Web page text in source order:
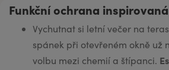
Funkční ochrana
Vychutnat si letní večer na
spánek při otevřeném okně už
volbu mezi chemií a štípanci.